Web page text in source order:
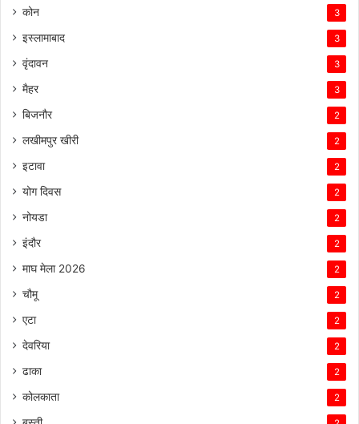
कोन 3
इस्लामाबाद 3
वृंदावन 3
मैहर 3
बिजनौर 2
लखीमपुर खीरी 2
इटावा 2
योग दिवस 2
नोयडा 2
इंदौर 2
माघ मेला 2026 2
चौमू 2
एटा 2
देवरिया 2
ढाका 2
कोलकाता 2